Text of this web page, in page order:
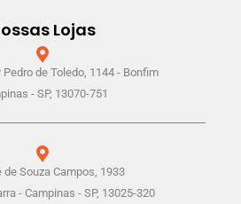
Lojas
Pedro de Toledo, 1144 - Bonfim
- SP, 13070-751
de Souza Campos, 1933
- Campinas - SP, 13025-320